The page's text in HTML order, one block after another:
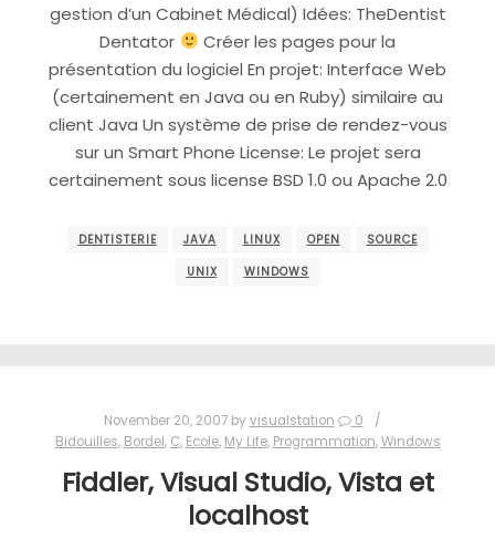
gestion d’un Cabinet Médical) Idées: TheDentist
Dentator
Créer les pages pour la
présentation du logiciel En projet: Interface Web
(certainement en Java ou en Ruby) similaire au
client Java Un système de prise de rendez-vous
sur un Smart Phone License: Le projet sera
certainement sous license BSD 1.0 ou Apache 2.0
DENTISTERIE JAVA LINUX OPEN
SOURCE
UNIX
WINDOWS
November 20, 2007by visualstation
0
Bidouilles, Bordel, C, Ecole, My Life, Programmation,Windows
Fiddler, Visual Studio, Vista et
localhost